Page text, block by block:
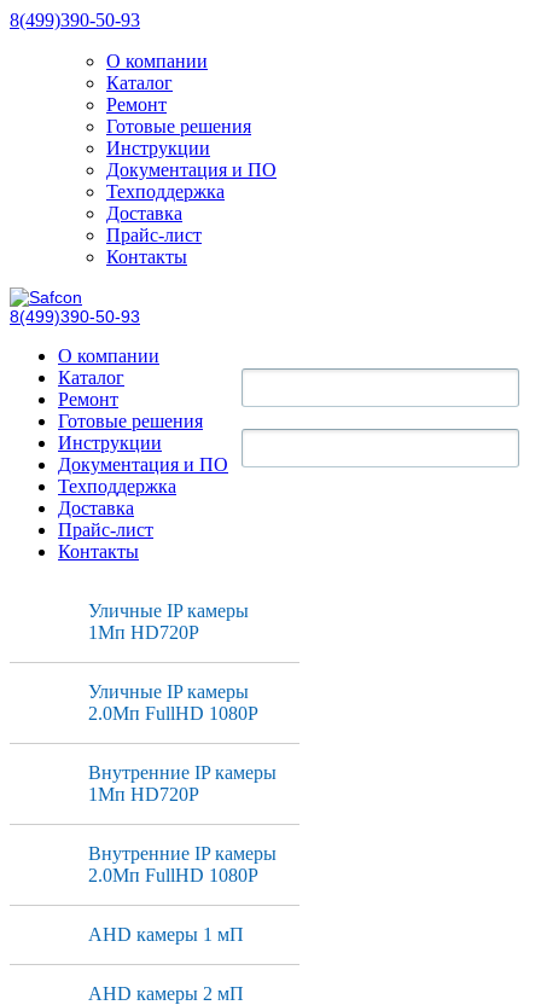
8(499)390-50-93
О компании
Каталог
Ремонт
Готовые решения
Инструкции
Документация и ПО
Техподдержка
Доставка
Прайс-лист
Контакты
8(499)390-50-93
О компании
Каталог
Ремонт
Готовые решения
Инструкции
Документация и ПО
Техподдержка
Доставка
Прайс-лист
Контакты
Уличные IP камеры
1Мп HD720P
Уличные IP камеры
2.0Мп FullHD 1080P
Внутренние IP камеры
1Мп HD720P
Внутренние IP камеры
2.0Мп FullHD 1080P
AHD камеры 1 мП
AHD камеры 2 мП